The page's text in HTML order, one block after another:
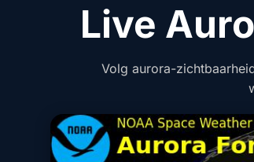
Live
Volg aurora-